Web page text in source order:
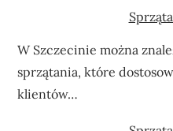
W Szczecinie można
sprzątania, które
klientów…